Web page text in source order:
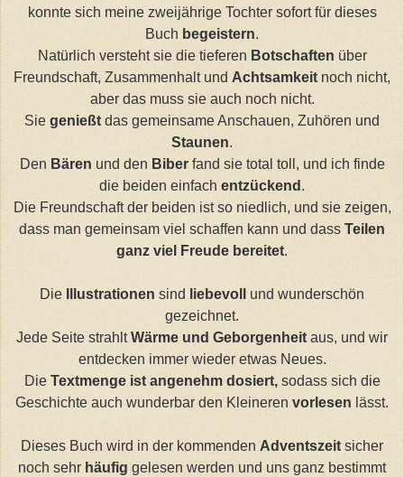
konnte sich meine zweijährige Tochter sofort für dieses
Buch begeistern.
Natürlich versteht sie die tieferen Botschaften über
Freundschaft, Zusammenhalt und Achtsamkeit noch nicht,
aber das muss sie auch noch nicht.
Sie genießt das gemeinsame Anschauen, Zuhören und
Staunen.
Den Bären und den Biber fand sie total toll, und ich finde
die beiden einfach entzückend .
Die Freundschaft der beiden ist so niedlich, und sie zeigen,
dass man gemeinsam viel schaffen kann und dass Teilen
ganz viel Freude bereitet.
Die Illustrationen sind liebevoll und wunderschön
gezeichnet.
Jede Seite strahltWärme und Geborgenheit aus, und wir
entdecken immer wieder etwas Neues.
Die Textmenge ist angenehm dosiert,sodass sich die
Geschichte auch wunderbar den Kleineren vorlesen lässt.
Dieses Buch wird in der kommenden Adventszeit sicher
noch sehr häufig gelesen werden und uns ganz bestimmt